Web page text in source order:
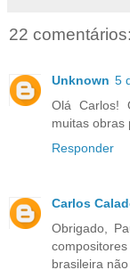
22 comentários:
Unknown 5
Olá Carlos!
muitas obras
Responder
Carlos
Obrigado,
brasileira